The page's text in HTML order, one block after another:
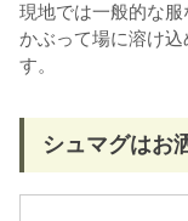
現地では一般的な
かぶって場に溶け
す。
シュマグはお